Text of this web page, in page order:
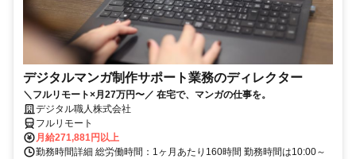
デジタルマンガ制作サポート業務のディレクター
＼フルリモート×月27万円〜／ 在宅で、マンガの仕事を。
デジタル職人株式会社
フルリモート
月給271,881円以上
勤務時間詳細 総労働時間：1ヶ月あたり160時間 勤務時間は10:00～